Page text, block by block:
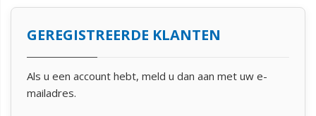
GEREGISTREERDE KLANTEN
Als u een account hebt, meld u dan aan met uw e-
mailadres.